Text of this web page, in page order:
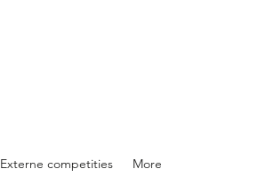
Externe competities More